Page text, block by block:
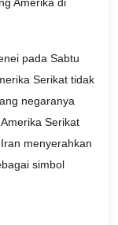
pada Sabtu
Serikat tidak
negaranya
Serikat
menyerahkan
simbol